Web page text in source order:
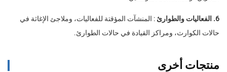
6. الفعاليات والطوارئ
: المنشآت المؤقتة للفعاليات، وملاجئ الإغاثة في
حالات الكوارث، ومراكز القيادة في حالات الطوارئ.
منتجات أخرى